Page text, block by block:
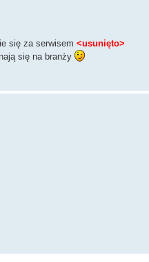
się za serwisem <usunięto>
się na branży